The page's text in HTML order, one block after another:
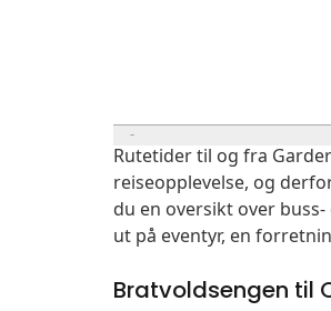
Rutetider til og fra
reiseopplevelse, og
du en oversikt over
ut på eventyr, en
Bratvoldsengen til